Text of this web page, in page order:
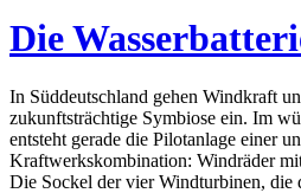
Die
In Süddeutschland gehen Windkraft
zukunftsträchtige Symbiose ein. Im
entsteht gerade die Pilotanlage einer
Kraftwerkskombination: Windräder
Die Sockel der vier Windturbinen,